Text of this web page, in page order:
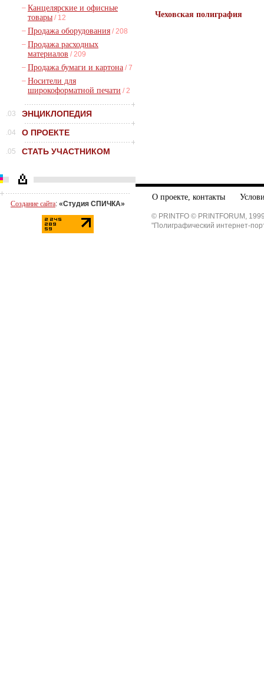
– Канцелярские и офисные
товары / 12
– Продажа оборудования / 208
– Продажа расходных
материалов / 209
– Продажа бумаги и картона / 7
– Носители для
широкоформатной печати / 2
.03 ЭНЦИКЛОПЕДИЯ
.04 О ПРОЕКТЕ
.05 СТАТЬ УЧАСТНИКОМ
Создание сайта: «Студия СПИЧКА»
Чеховская полиграфия
О проекте, контакты
© PRINTFO © PRINTFORUM,
"Полиграфический интернет-